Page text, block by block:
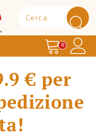
Shop
Carrello
0
€ per